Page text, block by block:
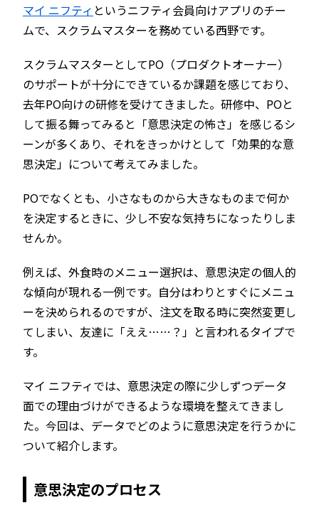
マイ ニフティ というニフティ会員向けアプリのチー
ムで、スクラムマスターを務めている西野です。
スクラムマスターとしてPO（プロダクトオーナー）
のサポートが十分にできているか課題を感じており、
去年PO向けの研修を受けてきました。研修中、POと
して振る舞ってみると「意思決定の怖さ」を感じるシ
ーンが多くあり、それをきっかけとして「効果的な意
思決定」について考えてみました。
POでなくとも、小さなものから大きなものまで何か
を決定するときに、少し不安な気持ちになったりしま
せんか。
例えば、外食時のメニュー選択は、意思決定の個人的
な傾向が現れる一例です。自分はわりとすぐにメニュ
ーを決められるのですが、注文を取る時に突然変更し
てしまい、友達に「ええ……？」と言われるタイプで
す。
マイ ニフティでは、意思決定の際に少しずつデータ
面での理由づけができるような環境を整えてきまし
た。今回は、データでどのように意思決定を行うかに
ついて紹介します。
意思決定のプロセス